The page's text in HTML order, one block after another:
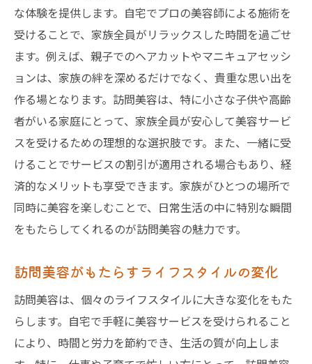
な体験を提供します。自宅でプロの美容師による施術を
受けることで、家族全員がリラックスした時間を過ごせ
ます。例えば、親子でのヘアカットやマニキュアセッシ
ョンは、家族の絆を深めるだけでなく、貴重な思い出を
作る場となります。訪問美容は、特に小さな子供や高齢
者がいる家庭にとって、家族全員が安心して美容サービ
スを受けるための理想的な選択肢です。また、一緒に受
けることでサービスの割引が適用される場合もあり、経
済的なメリットも享受できます。家族がひとつの場所で
同時に美容を楽しむことで、日常生活の中に特別な瞬間
をもたらしてくれるのが訪問美容の魅力です。
訪問美容がもたらすライフスタイルの変化
訪問美容は、個々のライフスタイルに大きな変化をもた
らします。自宅で手軽に美容サービスを受けられること
により、時間と労力を節約でき、生活の質が向上しま